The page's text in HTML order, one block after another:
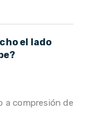
el lado
a compresión de